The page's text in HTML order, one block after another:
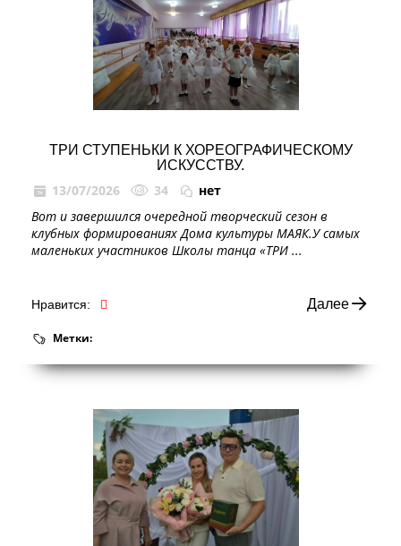
ТРИ СТУПЕНЬКИ К ХОРЕОГРАФИЧЕСКОМУ
ИСКУССТВУ.
13/07/2026 34
нет
Вот и завершился очередной творческий сезон в
клубных формированиях Дома культуры МАЯК.У самых
маленьких участников Школы танца «ТРИ ...
Нравится: Далее
Метки: